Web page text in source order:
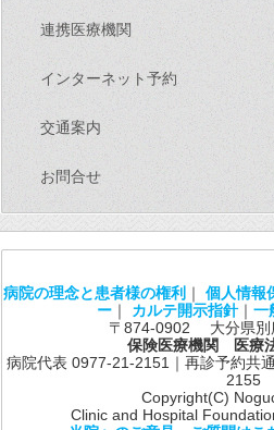
連携医療機関
インターネット予約
交通案内
お問合せ
病院の理念と患者様の権利 ｜ 個人情報
ー ｜ カルテ開示指針｜ 一
〒874-0902 大分県別
保険医療機関 医療
病院代表 0977-21-2151｜再診予約共
2155
Copyright(C)
Clinic and Hospital